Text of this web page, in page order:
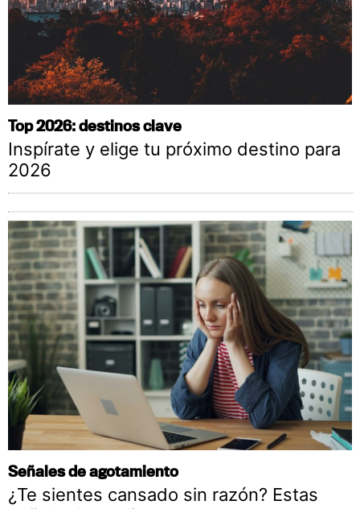
Top 2026: destinos clave
Inspírate y elige tu próximo destino para
2026
Señales de agotamiento
¿Te sientes cansado sin razón? Estas